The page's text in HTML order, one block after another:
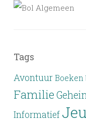
Tags
Avontuur Boeken
Familie
Informatief